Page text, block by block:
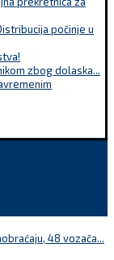
počinje u
zbog dolaska...
48 vozača...